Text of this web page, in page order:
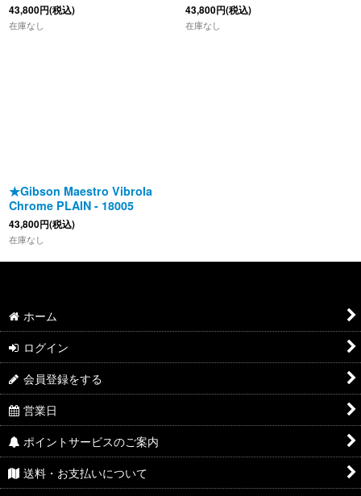
43,800円(税込)
在庫なし
43,800円(税込)
在庫なし
★Gibson Maestro Vibrola
Chrome PLAIN - 18005
43,800円(税込)
在庫なし
ホーム
ログイン
会員登録をする
営業日
ポイントサービスのご案内
送料・お支払いについて